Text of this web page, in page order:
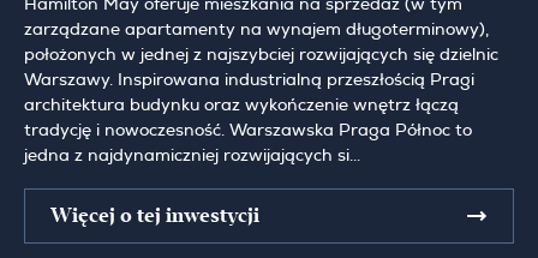
Hamilton May oferuje mieszkania na sprzedaż (w tym
zarządzane apartamenty na wynajem długoterminowy),
położonych w jednej z najszybciej rozwijających się dzielnic
Warszawy. Inspirowana industrialną przeszłością Pragi
architektura budynku oraz wykończenie wnętrz łączą
tradycję i nowoczesność. Warszawska Praga Północ to
jedna z najdynamiczniej rozwijających si...
Więcej o tej inwestycji